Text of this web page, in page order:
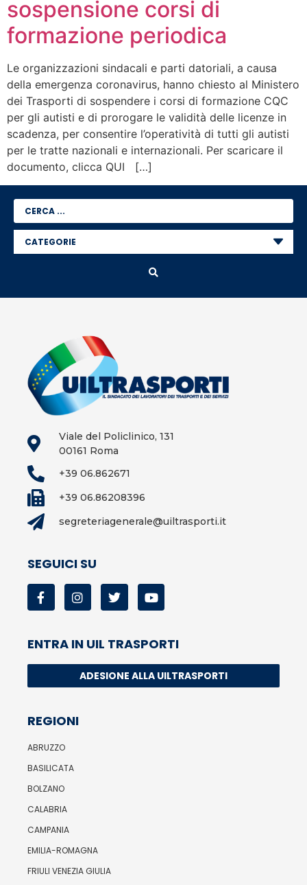
sospensione corsi di
formazione periodica
Le organizzazioni sindacali e parti datoriali, a causa
della emergenza coronavirus, hanno chiesto al Ministero
dei Trasporti di sospendere i corsi di formazione CQC
per gli autisti e di prorogare le validità delle licenze in
scadenza, per consentire l’operatività di tutti gli autisti
per le tratte nazionali e internazionali. Per scaricare il
documento, clicca QUI […]
Viale del Policlinico, 131
00161 Roma
+39 06.862671
+39 06.86208396
segreteriagenerale@uiltrasporti.it
SEGUICI SU
ENTRA IN UIL TRASPORTI
ADESIONE ALLA UILTRASPORTI
REGIONI
ABRUZZO
BASILICATA
BOLZANO
CALABRIA
CAMPANIA
EMILIA-ROMAGNA
FRIULI VENEZIA GIULIA